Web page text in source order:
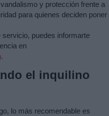
y protección frente a
para quienes deciden poner
puedes informarte
en
.
el inquilino
lo más recomendable es